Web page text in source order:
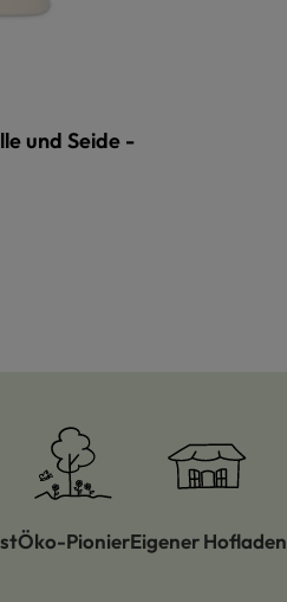
und Seide -
Öko-PionierEigener Hofladen